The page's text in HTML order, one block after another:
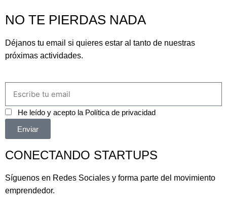
NO TE PIERDAS NADA
Déjanos tu email si quieres estar al tanto de nuestras
próximas actividades.
He leído y acepto la Política de privacidad
Enviar
CONECTANDO STARTUPS
Síguenos en Redes Sociales y forma parte del movimiento
emprendedor.